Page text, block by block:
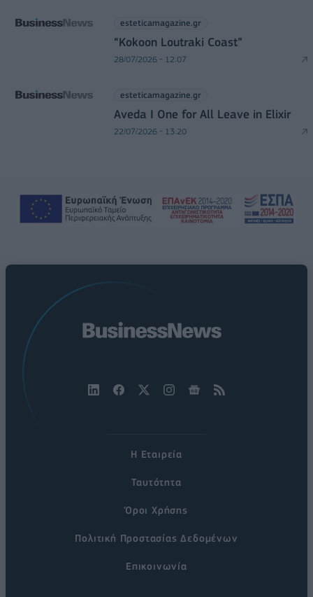
esteticamagazine.gr
“Kokoon Loutraki Coast”
28/07/2026 - 12:07
esteticamagazine.gr
Aveda I One for All Leave in Elixir
22/07/2026 - 13:20
Η Εταιρεία
Ταυτότητα
Όροι Χρήσης
Πολιτική Προστασίας Δεδομένων
Επικοινωνία